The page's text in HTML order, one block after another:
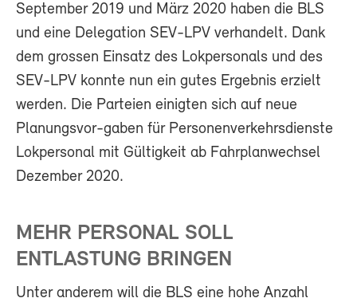
September 2019 und März 2020 haben die BLS
und eine Delegation SEV-LPV verhandelt. Dank
dem grossen Einsatz des Lokpersonals und des
SEV-LPV konnte nun ein gutes Ergebnis erzielt
werden. Die Parteien einigten sich auf neue
Planungsvor-gaben für Personenverkehrsdienste
Lokpersonal mit Gültigkeit ab Fahrplanwechsel
Dezember 2020.
MEHR PERSONAL SOLL
ENTLASTUNG BRINGEN
Unter anderem will die BLS eine hohe Anzahl